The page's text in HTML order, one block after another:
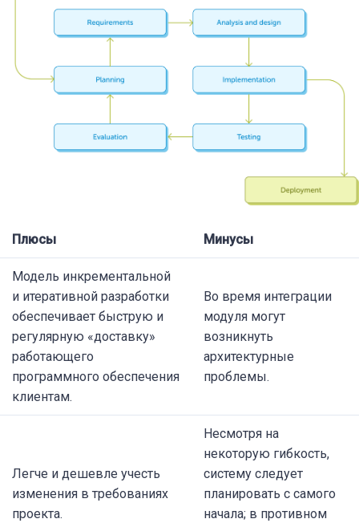
Плюсы Минусы
Модель инкрементальной
и итеративной разработки
обеспечивает быструю и
регулярную «доставку»
работающего
программного обеспечения
клиентам.
Во время интеграции
модуля могут
возникнуть
архитектурные
проблемы.
Легче и дешевле учесть
изменения в требованиях
проекта.
Несмотря на
некоторую гибкость,
систему следует
планировать с самого
начала; в противном